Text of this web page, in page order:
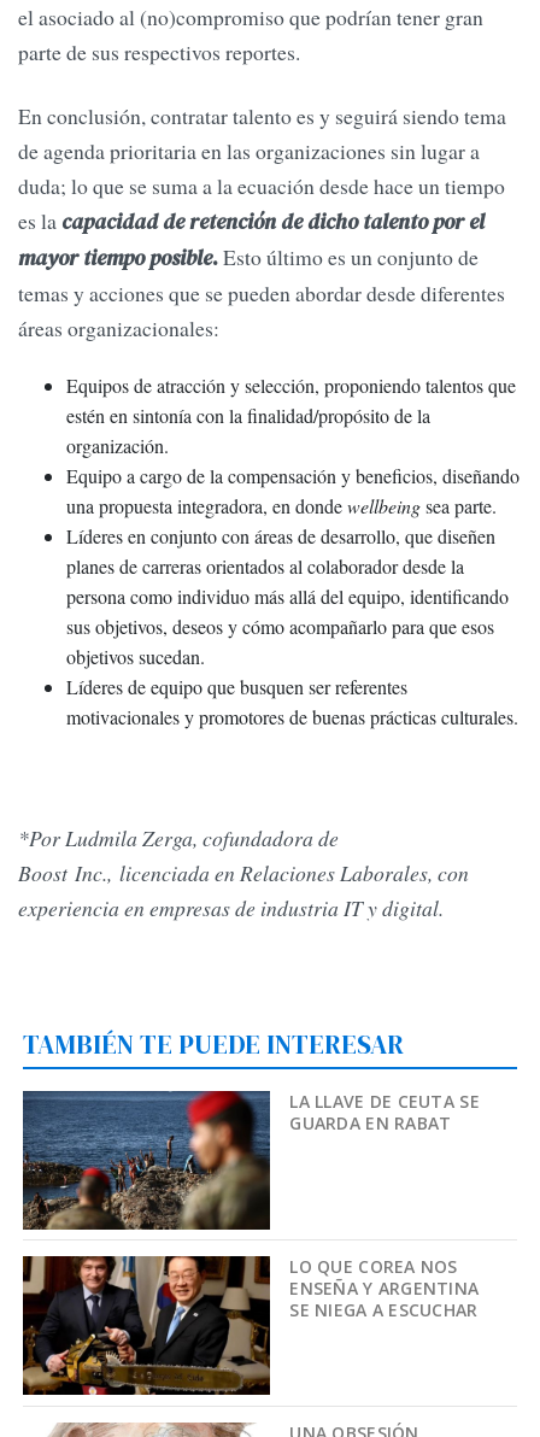
el asociado al (no)compromiso que podrían tener gran
parte de sus respectivos reportes.
En conclusión, contratar talento es y seguirá siendo tema
de agenda prioritaria en las organizaciones sin lugar a
duda; lo que se suma a la ecuación desde hace un tiempo
es la capacidad de retención de dicho talento por el
mayor tiempo posible.Esto último es un conjunto de
temas y acciones que se pueden abordar desde diferentes
áreas organizacionales:
Equipos de atracción y selección, proponiendo talentos que
estén en sintonía con la finalidad/propósito de la
organización.
Equipo a cargo de la compensación y beneficios, diseñando
una propuesta integradora, en dondewellbeingsea parte.
Líderes en conjunto con áreas de desarrollo, que diseñen
planes de carreras orientados al colaborador desde la
persona como individuo más allá del equipo, identificando
sus objetivos, deseos y cómo acompañarlo para que esos
objetivos sucedan.
Líderes de equipo que busquen ser referentes
motivacionales y promotores de buenas prácticas culturales.
*Por Ludmila Zerga, cofundadora de
Boost Inc., licenciada en Relaciones Laborales, con
experiencia en empresas de industria IT y digital.
TAMBIÉN TE PUEDE INTERESAR
LA LLAVE DE CEUTA SE
GUARDA EN RABAT
LO QUE COREA NOS
ENSEÑA Y ARGENTINA
SE NIEGA A ESCUCHAR